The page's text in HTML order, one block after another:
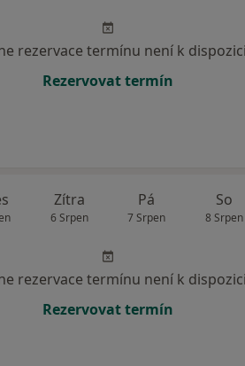
rezervace termínu není k dispozici
Rezervovat termín
Zítra
6 Srpen
Pá
7 Srpen
So
8 Srpen
rezervace termínu není k dispozici
Rezervovat termín